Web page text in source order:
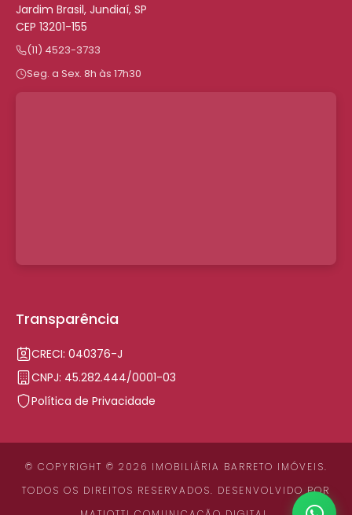
Jardim Brasil, Jundiaí, SP
CEP 13201-155
(11) 4523-3733
Seg. a Sex. 8h às 17h30
Transparência
CRECI: 040376-J
CNPJ: 45.282.444/0001-03
Política de Privacidade
© COPYRIGHT © 2026 IMOBILIÁRIA BARRETO IMÓVEIS.
TODOS OS DIREITOS RESERVADOS. DESENVOLVIDO POR